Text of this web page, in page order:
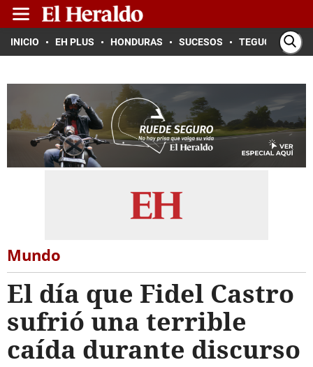
INICIO EH PLUS HONDURAS SUCESOS TEGUCIGALPA
Mundo
El día que Fidel Castro
sufrió una terrible
caída durante discurso